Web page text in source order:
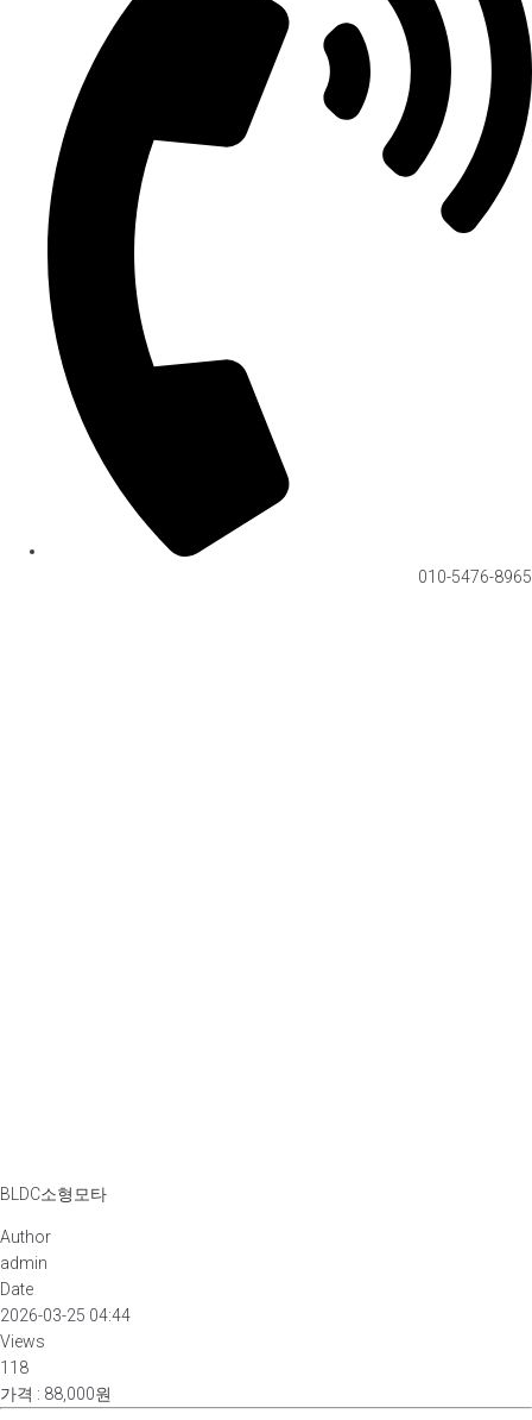
010-5476-8965
BLDC소형모타
Author
admin
Date
2026-03-25 04:44
Views
118
가격 : 88,000원